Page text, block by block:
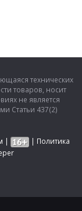
технических
товаров, носит
не является
Статьи 437(2)
| | Политика